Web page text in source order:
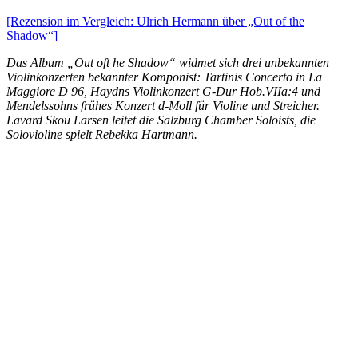
[Rezension im Vergleich: Ulrich Hermann über „Out of the
Shadow“]
Das Album „Out oft he Shadow“ widmet sich drei unbekannten
Violinkonzerten bekannter Komponist: Tartinis Concerto in La
Maggiore D 96, Haydns Violinkonzert G-Dur Hob.VIIa:4 und
Mendelssohns frühes Konzert d-Moll für Violine und Streicher.
Lavard Skou Larsen leitet die Salzburg Chamber Soloists, die
Solovioline spielt Rebekka Hartmann.